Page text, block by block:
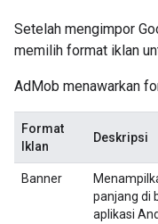
Setelah mengimpor
memilih format iklan
AdMob menawarkan
Format
Iklan
Deskripsi
Banner
panjang di
aplikasi